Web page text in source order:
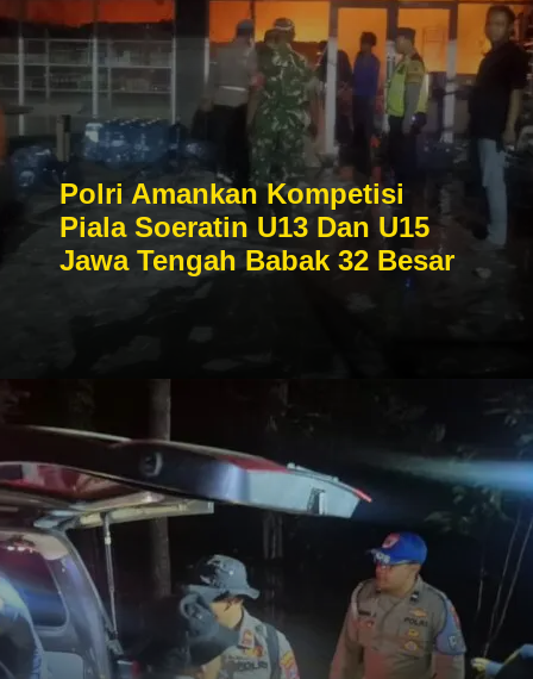
Polri Amankan Kompetisi
Piala Soeratin U13 Dan U15
Jawa Tengah Babak 32 Besar